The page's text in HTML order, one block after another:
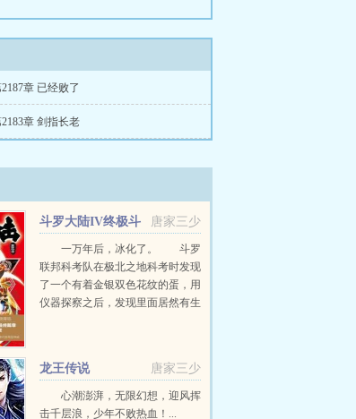
章 已经败了
章 剑指长老
唐家三少
斗罗大陆IV终极斗
一万年后，冰化了。 斗罗
联邦科考队在极北之地科考时发现
了一个有着金银双色花纹的蛋，用
仪器探察之后，发现里面居然有生
唐家三少
龙王传说
心潮澎湃，无限幻想，迎风挥
击千层浪，少年不败热血！...